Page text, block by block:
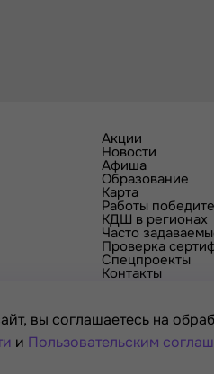
Акции
Новости
Афиша
Образование
Карта
Работы
КДШ в регионах
Часто
Проверка
Спецпроекты
Контакты
вы соглашаетесь на
и Пользовательским